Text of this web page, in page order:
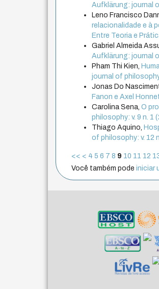
Aufklärung: journal
Leno Francisco
relacionalidade e à
Entre Teoria e
Gabriel Almeida
Aufklärung: journal
Pham Thi Kien,
journal of
Jonas Do
Fanon e Axel
Carolina Sena,O
philosophy: v. 9 n. 1
Thiago Aquino,
of philosophy: v. 12
<< < 4 5 6 7 8 9 10 11 12
Você também podeiniciar